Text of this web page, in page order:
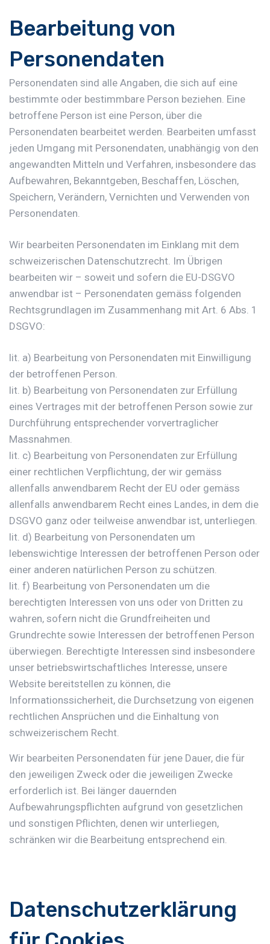
Bearbeitung von
Personendaten
Personendaten sind alle Angaben, die sich auf eine
bestimmte oder bestimmbare Person beziehen. Eine
betroffene Person ist eine Person, über die
Personendaten bearbeitet werden. Bearbeiten umfasst
jeden Umgang mit Personendaten, unabhängig von den
angewandten Mitteln und Verfahren, insbesondere das
Aufbewahren, Bekanntgeben, Beschaffen, Löschen,
Speichern, Verändern, Vernichten und Verwenden von
Personendaten.
Wir bearbeiten Personendaten im Einklang mit dem
schweizerischen Datenschutzrecht. Im Übrigen
bearbeiten wir – soweit und sofern die EU-DSGVO
anwendbar ist – Personendaten gemäss folgenden
Rechtsgrundlagen im Zusammenhang mit Art. 6 Abs. 1
DSGVO:
lit. a) Bearbeitung von Personendaten mit Einwilligung
der betroffenen Person.
lit. b) Bearbeitung von Personendaten zur Erfüllung
eines Vertrages mit der betroffenen Person sowie zur
Durchführung entsprechender vorvertraglicher
Massnahmen.
lit. c) Bearbeitung von Personendaten zur Erfüllung
einer rechtlichen Verpflichtung, der wir gemäss
allenfalls anwendbarem Recht der EU oder gemäss
allenfalls anwendbarem Recht eines Landes, in dem die
DSGVO ganz oder teilweise anwendbar ist, unterliegen.
lit. d) Bearbeitung von Personendaten um
lebenswichtige Interessen der betroffenen Person oder
einer anderen natürlichen Person zu schützen.
lit. f) Bearbeitung von Personendaten um die
berechtigten Interessen von uns oder von Dritten zu
wahren, sofern nicht die Grundfreiheiten und
Grundrechte sowie Interessen der betroffenen Person
überwiegen. Berechtigte Interessen sind insbesondere
unser betriebswirtschaftliches Interesse, unsere
Website bereitstellen zu können, die
Informationssicherheit, die Durchsetzung von eigenen
rechtlichen Ansprüchen und die Einhaltung von
schweizerischem Recht.
Wir bearbeiten Personendaten für jene Dauer, die für
den jeweiligen Zweck oder die jeweiligen Zwecke
erforderlich ist. Bei länger dauernden
Aufbewahrungspflichten aufgrund von gesetzlichen
und sonstigen Pflichten, denen wir unterliegen,
schränken wir die Bearbeitung entsprechend ein.
Datenschutzerklärung